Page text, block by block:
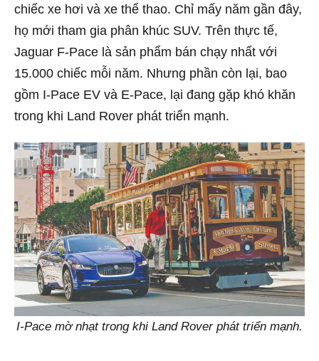
chiếc xe hơi và xe thể thao. Chỉ mấy năm gần đây,
họ mới tham gia phân khúc SUV. Trên thực tế,
Jaguar F-Pace là sản phẩm bán chạy nhất với
15.000 chiếc mỗi năm. Nhưng phần còn lại, bao
gồm I-Pace EV và E-Pace, lại đang gặp khó khăn
trong khi Land Rover phát triển mạnh.
I-Pace mờ nhạt trong khi Land Rover phát triển mạnh.